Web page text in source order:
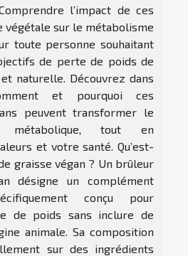
l’impact de ces
végétale sur le métabolisme
toute personne souhaitant
de perte de poids de
naturelle. Découvrez dans
et pourquoi ces
peuvent transformer le
métabolique, tout en
et votre santé. Qu’est-
graisse végan ? Un brûleur
désigne un complément
conçu pour
de poids sans inclure de
animale. Sa composition
sur des ingrédients